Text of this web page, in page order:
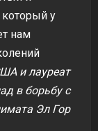
который у
нам
и лауреат
в борьбу с
Эл Гор